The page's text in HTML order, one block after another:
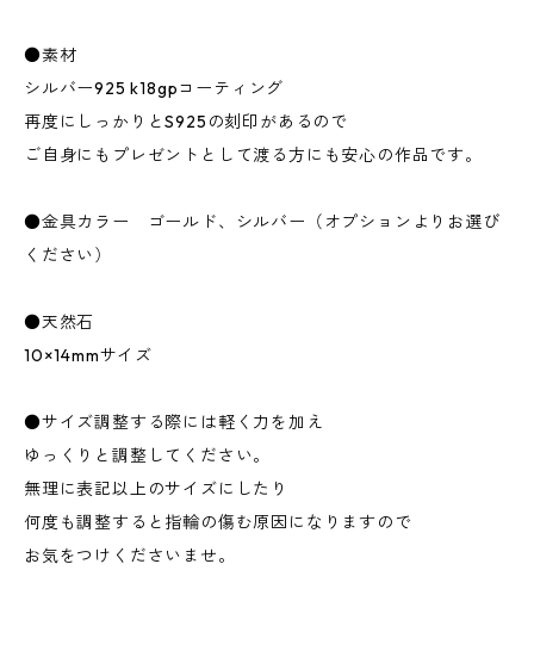
●素材
シルバー925 k18gpコーティング
再度にしっかりとS925の刻印があるので
ご自身にもプレゼントとして渡る方にも安心の作品です。
●金具カラー ゴールド、シルバー（オプションよりお選び
ください）
●天然石
10×14mmサイズ
●サイズ調整する際には軽く力を加え
ゆっくりと調整してください。
無理に表記以上のサイズにしたり
何度も調整すると指輪の傷む原因になりますので
お気をつけくださいませ。